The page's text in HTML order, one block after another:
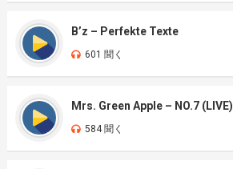
B’z – Perfekte Texte
601 聞く
Mrs. Green Apple – NO.7 (LIVE)
584 聞く